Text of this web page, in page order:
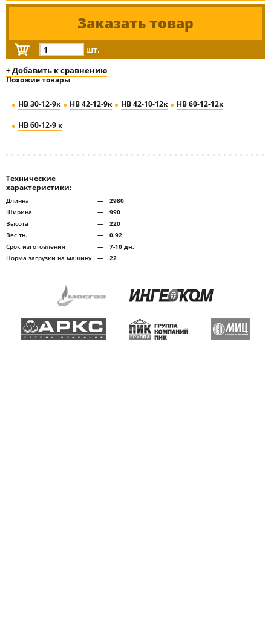
Заказать товар
шт.
+ Добавить к сравнению
Похожие товары
НВ 30-12-9к НВ 42-12-9к НВ 42-10-12к НВ 60-12-12к
НВ 60-12-9 к
Технические
характеристики:
Длинна —
2980
Ширина
—
990
Высота
—
220
Вес тн.
—
0.92
Срок изготовления
—
7-10 дн.
Норма загрузки на машину
— 22